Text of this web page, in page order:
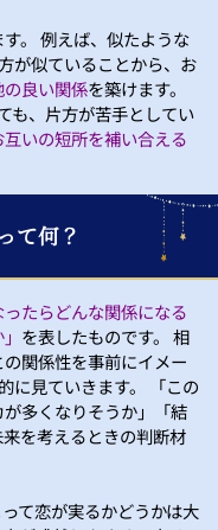
。 例えば、似たような
が似ていることから、お
の良い関係を築けます。
も、片方が苦手としてい
互いの短所を補い合える
て何？
ったらどんな関係になる
を表したものです。 相
関係性を事前にイメー
に見ていきます。 「この
多くなりそうか」「結
を考えるときの判断材
て恋が実るかどうかは大